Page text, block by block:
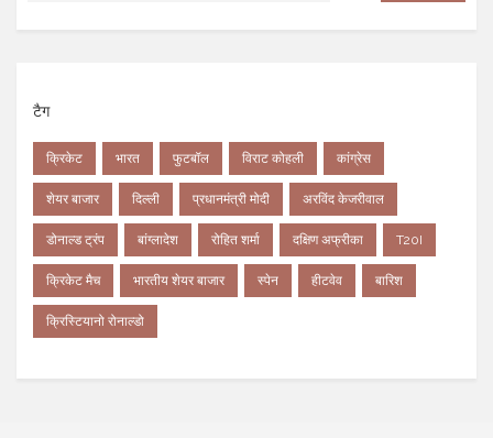
टैग
क्रिकेट भारत फुटबॉल विराट कोहली कांग्रेस
शेयर बाजार दिल्ली प्रधानमंत्री मोदी अरविंद केजरीवाल
डोनाल्ड ट्रंप बांग्लादेश रोहित शर्मा दक्षिण अफ्रीका T20I
क्रिकेट मैच भारतीय शेयर बाजार स्पेन हीटवेव बारिश
क्रिस्टियानो रोनाल्डो